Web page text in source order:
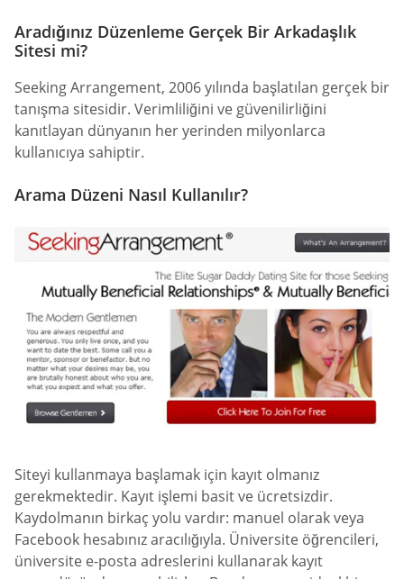
Aradığınız Düzenleme Gerçek Bir Arkadaşlık
Sitesi mi?
Seeking Arrangement, 2006 yılında başlatılan gerçek bir
tanışma sitesidir. Verimliliğini ve güvenilirliğini
kanıtlayan dünyanın her yerinden milyonlarca
kullanıcıya sahiptir.
Arama Düzeni Nasıl Kullanılır?
Siteyi kullanmaya başlamak için kayıt olmanız
gerekmektedir. Kayıt işlemi basit ve ücretsizdir.
Kaydolmanın birkaç yolu vardır: manuel olarak veya
Facebook hesabınız aracılığıyla. Üniversite öğrencileri,
üniversite e-posta adreslerini kullanarak kayıt